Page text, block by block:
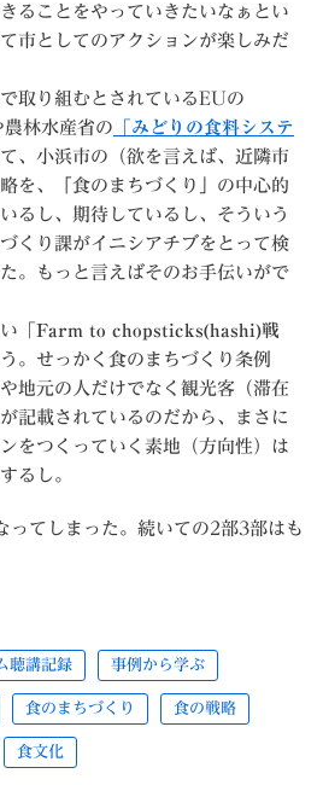
ることをやっていきたいなぁとい
市としてのアクションが楽しみだ
取り組むとされているEUの
農林水産省の 「みどりの食料システ
、小浜市の（欲を言えば、近隣市
を、「食のまちづくり」の中心的
るし、期待しているし、そういう
くり課がイニシアチブをとって検
。もっと言えばそのお手伝いがで
「Farm to chopsticks(hashi)戦
。せっかく食のまちづくり条例
地元の人だけでなく観光客（滞在
記載されているのだから、まさに
をつくっていく素地（方向性）は
るし。
ってしまった。続いての2部3部はも
聴講記録 事例から学ぶ
食のまちづくり 食の戦略
食文化